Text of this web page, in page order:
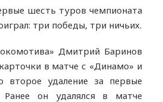
шесть туров чемпионата
три победы, три ничьих.
Дмитрий Баринов
в матче с «Динамо» и
второе удаление за первые
он удалялся в матче